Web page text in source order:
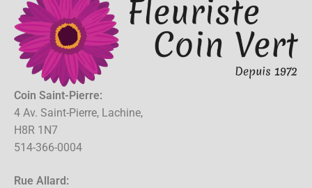
Coin Saint-Pierre:
4 Av. Saint-Pierre, Lachine,
H8R 1N7
514-366-0004
Rue Allard: